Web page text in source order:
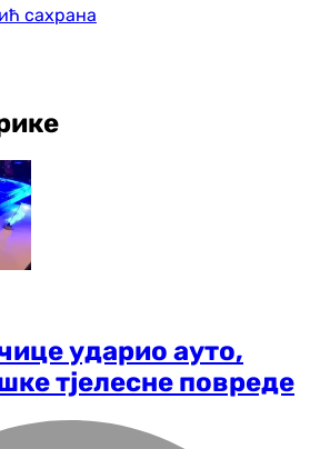
сахрана
ударио ауто,
тјелесне повреде